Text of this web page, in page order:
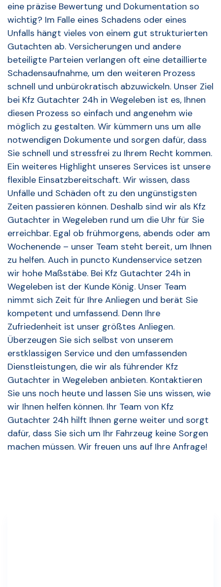
eine präzise Bewertung und Dokumentation so
wichtig? Im Falle eines Schadens oder eines
Unfalls hängt vieles von einem gut strukturierten
Gutachten ab. Versicherungen und andere
beteiligte Parteien verlangen oft eine detaillierte
Schadensaufnahme, um den weiteren Prozess
schnell und unbürokratisch abzuwickeln. Unser Ziel
bei Kfz Gutachter 24h in Wegeleben ist es, Ihnen
diesen Prozess so einfach und angenehm wie
möglich zu gestalten. Wir kümmern uns um alle
notwendigen Dokumente und sorgen dafür, dass
Sie schnell und stressfrei zu Ihrem Recht kommen.
Ein weiteres Highlight unseres Services ist unsere
flexible Einsatzbereitschaft. Wir wissen, dass
Unfälle und Schäden oft zu den ungünstigsten
Zeiten passieren können. Deshalb sind wir als Kfz
Gutachter in Wegeleben rund um die Uhr für Sie
erreichbar. Egal ob frühmorgens, abends oder am
Wochenende – unser Team steht bereit, um Ihnen
zu helfen. Auch in puncto Kundenservice setzen
wir hohe Maßstäbe. Bei Kfz Gutachter 24h in
Wegeleben ist der Kunde König. Unser Team
nimmt sich Zeit für Ihre Anliegen und berät Sie
kompetent und umfassend. Denn Ihre
Zufriedenheit ist unser größtes Anliegen.
Überzeugen Sie sich selbst von unserem
erstklassigen Service und den umfassenden
Dienstleistungen, die wir als führender Kfz
Gutachter in Wegeleben anbieten. Kontaktieren
Sie uns noch heute und lassen Sie uns wissen, wie
wir Ihnen helfen können. Ihr Team von Kfz
Gutachter 24h hilft Ihnen gerne weiter und sorgt
dafür, dass Sie sich um Ihr Fahrzeug keine Sorgen
machen müssen. Wir freuen uns auf Ihre Anfrage!